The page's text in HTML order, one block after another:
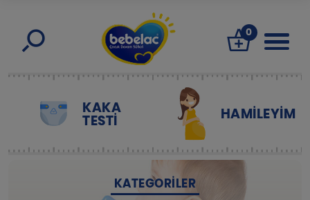
KAKA
TESTİ HAMILEYIM
0
KATEGORILER